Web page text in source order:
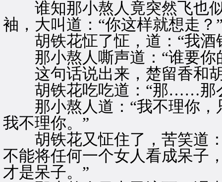
谁知那小熬人竟突然飞也似
袖，大叫道：“你这样就想走？
胡铁花怔了怔，道：“我酒
那小熬人嘶声道：“谁要你
这句话说出来，楚留香和
胡铁花吃吃道：“那……那么
那小熬人道：“我不理你，
我不理你。”
胡铁花又怔住了，苦笑道：
不能将任何一个女人看成呆子
才是呆子。”